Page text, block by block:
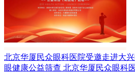
北京华厦民众眼科医院受邀走进大
眼健康公益筛查 北京华厦民众眼科